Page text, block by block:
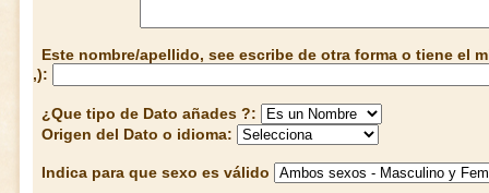
Este nombre/apellido, see escribe de otra forma o tiene el
,):
¿Que tipo de Dato añades ?:
Origen del Dato o idioma:
Indica para que sexo es válido